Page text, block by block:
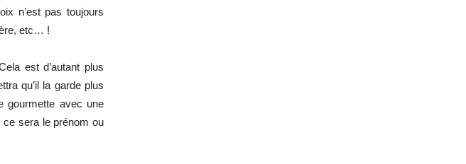
n’est pas toujours
etc… !
est d’autant plus
qu’il la garde plus
gourmette avec une
sera le prénom ou